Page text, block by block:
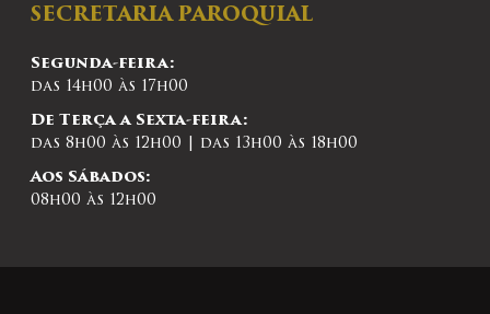
SECRETARIA PAROQUIAL
Segunda-feira:
das 14h00 às 17h00
De Terça a Sexta-feira:
das 8h00 às 12h00 | das 13h00 às 18h00
Aos Sábados:
08h00 às 12h00